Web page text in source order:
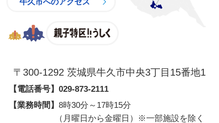
〒300-1292 茨城県牛久市中央3丁目15番地1
【電話番号】 029-873-2111
【業務時間】 8時30分～17時15分
（月曜日から金曜日）※一部施設を除く